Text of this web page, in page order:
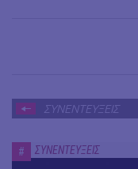
ΣΥΝΕΝΤΕΥΞΕΙΣ
# ΣΥΝΕΝΤΕΥΞΕΙΣ